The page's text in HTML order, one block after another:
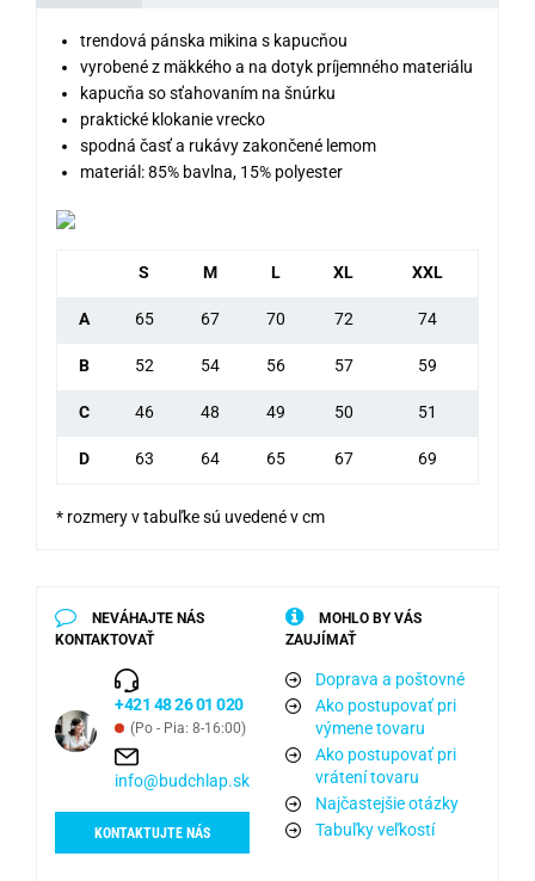
trendová pánska mikina s kapucňou
vyrobené z mäkkého a na dotyk príjemného materiálu
kapucňa so sťahovaním na šnúrku
praktické klokanie vrecko
spodná časť a rukávy zakončené lemom
materiál: 85% bavlna, 15% polyester
S M L XL XXL
A 65 67 70 72 74
B 52 54 56 57 59
C 46 48 49 50 51
D 63 64 65 67 69
* rozmery v tabuľke sú uvedené v cm
NEVÁHAJTE NÁS
KONTAKTOVAŤ
+421 48 26 01 020
(Po - Pia: 8-16:00)
info@budchlap.sk
KONTAKTUJTE NÁS
MOHLO BY VÁS
ZAUJÍMAŤ
Doprava a poštovné
Ako postupovať pri
výmene tovaru
Ako postupovať pri
vrátení tovaru
Najčastejšie otázky
Tabuľky veľkostí